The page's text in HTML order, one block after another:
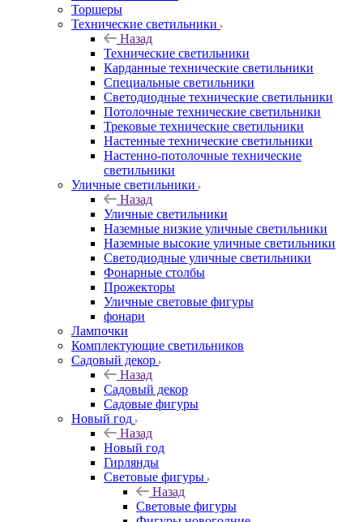
Торшеры
Технические светильники
Назад
Технические светильники
Карданные технические светильники
Специальные светильники
Светодиодные технические светильники
Потолочные технические светильники
Трековые технические светильники
Настенные технические светильники
Настенно-потолочные технические
светильники
Уличные светильники
Назад
Уличные светильники
Наземные низкие уличные светильники
Наземные высокие уличные светильники
Светодиодные уличные светильники
Фонарные столбы
Прожекторы
Уличные световые фигуры
фонари
Лампочки
Комплектующие светильников
Садовый декор
Назад
Садовый декор
Садовые фигуры
Новый год
Назад
Новый год
Гирлянды
Световые фигуры
Назад
Световые фигуры